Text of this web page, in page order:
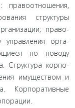
правоотноше­ния,
структуры
право­
управления орга­
по поводу
Структура корпо­
имуществом и
Корпоративные